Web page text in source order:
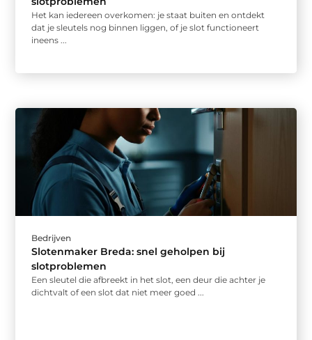
Het kan iedereen overkomen: je staat buiten en ontdekt
dat je sleutels nog binnen liggen, of je slot functioneert
ineens ...
Bedrijven
Slotenmaker Breda: snel geholpen bij
slotproblemen
Een sleutel die afbreekt in het slot, een deur die achter je
dichtvalt of een slot dat niet meer goed ...